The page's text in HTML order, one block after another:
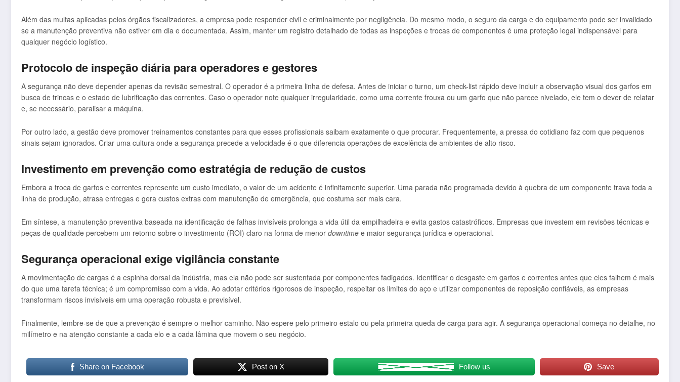
Além das multas aplicadas pelos órgãos fiscalizadores, a empresa pode responder civil e criminalmente por negligência. Do mesmo modo, o seguro da carga e do equipamento pode ser invalidado
se a manutenção preventiva não estiver em dia e documentada. Assim, manter um registro detalhado de todas as inspeções e trocas de componentes é uma proteção legal indispensável para
qualquer negócio logístico.
Protocolo de inspeção diária para operadores e gestores
A segurança não deve depender apenas da revisão semestral. O operador é a primeira linha de defesa. Antes de iniciar o turno, um check-list rápido deve incluir a observação visual dos garfos em
busca de trincas e o estado de lubrificação das correntes. Caso o operador note qualquer irregularidade, como uma corrente frouxa ou um garfo que não parece nivelado, ele tem o dever de relatar
e, se necessário, paralisar a máquina.
Por outro lado, a gestão deve promover treinamentos constantes para que esses profissionais saibam exatamente o que procurar. Frequentemente, a pressa do cotidiano faz com que pequenos
sinais sejam ignorados. Criar uma cultura onde a segurança precede a velocidade é o que diferencia operações de excelência de ambientes de alto risco.
Investimento em prevenção como estratégia de redução de custos
Embora a troca de garfos e correntes represente um custo imediato, o valor de um acidente é infinitamente superior. Uma parada não programada devido à quebra de um componente trava toda a
linha de produção, atrasa entregas e gera custos extras com manutenção de emergência, que costuma ser mais cara.
Em síntese, a manutenção preventiva baseada na identificação de falhas invisíveis prolonga a vida útil da empilhadeira e evita gastos catastróficos. Empresas que investem em revisões técnicas e
peças de qualidade percebem um retorno sobre o investimento (ROI) claro na forma de menor downtime e maior segurança jurídica e operacional.
Segurança operacional exige vigilância constante
A movimentação de cargas é a espinha dorsal da indústria, mas ela não pode ser sustentada por componentes fadigados. Identificar o desgaste em garfos e correntes antes que eles falhem é mais
do que uma tarefa técnica; é um compromisso com a vida. Ao adotar critérios rigorosos de inspeção, respeitar os limites do aço e utilizar componentes de reposição confiáveis, as empresas
transformam riscos invisíveis em uma operação robusta e previsível.
Finalmente, lembre-se de que a prevenção é sempre o melhor caminho. Não espere pelo primeiro estalo ou pela primeira queda de carga para agir. A segurança operacional começa no detalhe, no
milímetro e na atenção constante a cada elo e a cada lâmina que movem o seu negócio.
Share on Facebook Post on X Follow us Save